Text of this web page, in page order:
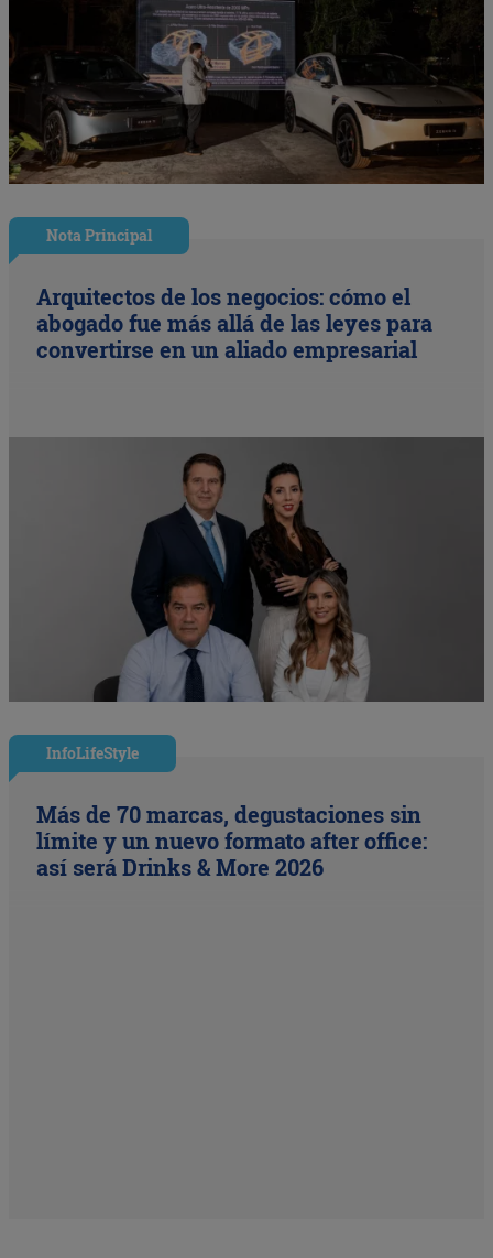
Nota Principal
Arquitectos de los negocios: cómo el
abogado fue más allá de las leyes para
convertirse en un aliado empresarial
InfoLifeStyle
Más de 70 marcas, degustaciones sin
límite y un nuevo formato after office:
así será Drinks & More 2026